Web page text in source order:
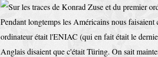
Pendant longtemps les Américains nous
ordinateur était l'ENIAC (qui en fait était le
Anglais disaient que c'était Türing. On sait